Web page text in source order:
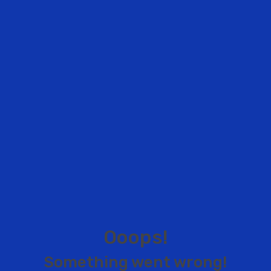
Ooops!
Something went wrong!